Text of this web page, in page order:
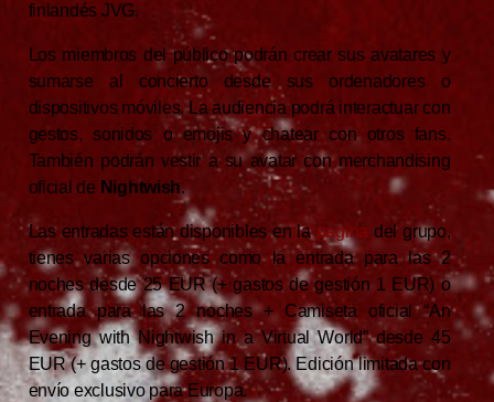
finlandés JVG.
Los miembros del público podrán crear sus avatares y
sumarse al concierto desde sus ordenadores o
dispositivos móviles. La audiencia podrá interactuar con
gestos, sonidos o emojis y chatear con otros fans.
También podrán vestir a su avatar con merchandising
oficial de Nightwish.
Las entradas están disponibles en lapágina del grupo,
tienes varias opciones como la entrada para las 2
noches desde 25 EUR (+ gastos de gestión 1 EUR) o
entrada para las 2 noches + Camiseta oficial “An
Evening with Nightwish in a Virtual World” desde 45
EUR (+ gastos de gestión 1 EUR). Edición limitada con
envío exclusivo para Europa.